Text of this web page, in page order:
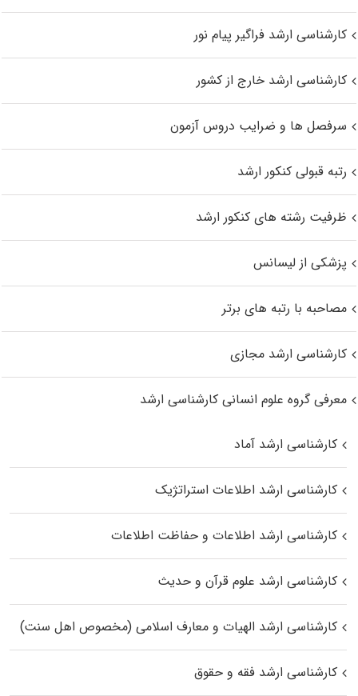
کارشناسی ارشد فراگیر پیام نور
کارشناسی ارشد خارج از کشور
سرفصل ها و ضرایب دروس آزمون
رتبه قبولی کنکور ارشد
ظرفیت رشته های کنکور ارشد
پزشکی از لیسانس
مصاحبه با رتبه های برتر
کارشناسی ارشد مجازی
معرفی گروه علوم انسانی کارشناسی ارشد
کارشناسی ارشد آماد
کارشناسی ارشد اطلاعات استراتژیک
کارشناسی ارشد اطلاعات و حفاظت اطلاعات
کارشناسی ارشد علوم قرآن و حدیث
کارشناسی ارشد الهیات و معارف اسلامی (مخصوص اهل سنت)
کارشناسی ارشد فقه و حقوق